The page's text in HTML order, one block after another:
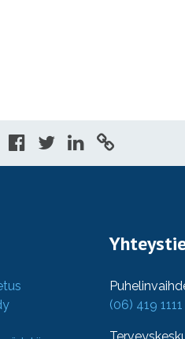
(06) 419 1111